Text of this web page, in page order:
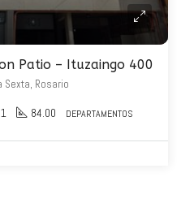
Patio – Ituzaingo 400
Sexta, Rosario
1 84.00 DEPARTAMENTOS